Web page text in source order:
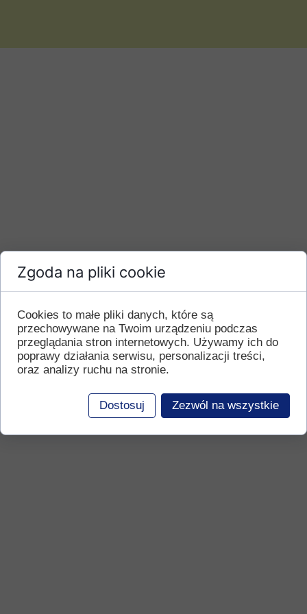
Zgoda na pliki cookie
Cookies to małe pliki danych, które są
przechowywane na Twoim urządzeniu podczas
przeglądania stron internetowych. Używamy ich do
poprawy działania serwisu, personalizacji treści,
oraz analizy ruchu na stronie.
Dostosuj Zezwól na wszystkie